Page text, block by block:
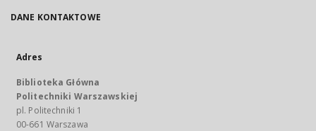
DANE KONTAKTOWE
Adres
Biblioteka Główna
Politechniki Warszawskiej
pl. Politechniki 1
00-661 Warszawa